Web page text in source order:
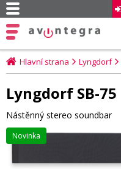
Hlavní strana Lyngdorf
Lyngdorf SB-75
Nástěnný stereo soundbar
Novinka